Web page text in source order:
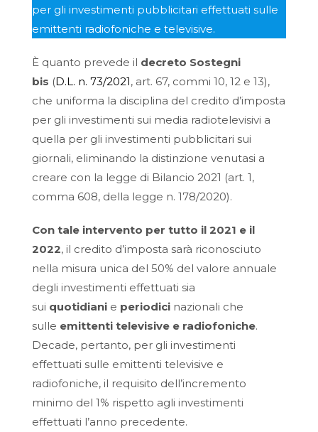
per gli investimenti pubblicitari effettuati sulle
emittenti radiofoniche e televisive.
È quanto prevede il decreto Sostegni
bis (D.L. n. 73/2021, art. 67, commi 10, 12 e 13),
che uniforma la disciplina del credito d’imposta
per gli investimenti sui media radiotelevisivi a
quella per gli investimenti pubblicitari sui
giornali, eliminando la distinzione venutasi a
creare con la legge di Bilancio 2021 (art. 1,
comma 608, della legge n. 178/2020).
Con tale intervento per tutto il 2021 e il
2022, il credito d’imposta sarà riconosciuto
nella misura unica del 50% del valore annuale
degli investimenti effettuati sia
sui quotidiani e periodici nazionali che
sulle emittenti televisive e radiofoniche.
Decade, pertanto, per gli investimenti
effettuati sulle emittenti televisive e
radiofoniche, il requisito dell’incremento
minimo del 1% rispetto agli investimenti
effettuati l’anno precedente.